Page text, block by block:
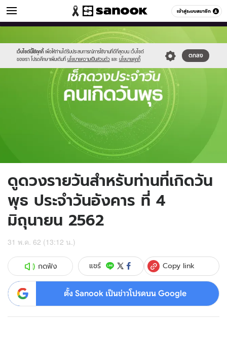
เข้าสู่ระบบสมาชิก
ดูดวง หมวดอื่นๆ
เว็บไซต์นี้ใช้คุกกี้ เพื่อให้ท่านได้รับประสบการณ์การใช้งานที่ดีที่สุดบน เว็บไซต์
ของเรา โปรดศึกษาเพิ่มเติมที่ นโยบายความเป็นส่วนตัว และ นโยบายคุกกี้
ตกลง
//s.isanook.com/sr/0/images/logo-
new-
sanook.png
//s.isanook.com/ho/0/ud/fxd/day/wednesday.jpg
ดูดวงรายวันสำหรับท่านที่เกิดวัน
พุธ ประจำวันอังคาร ที่ 4
มิถุนายน 2562
31 พ.ค. 62 (13:12 น.)
กดฟัง แชร์ Copy link
ตั้ง Sanook เป็นข่าวโปรดบน Google